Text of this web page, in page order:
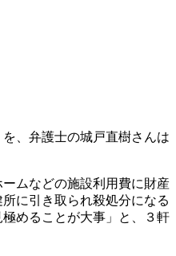
、弁護士の城戸直樹さんは
ムなどの施設利用費に財産
に引き取られ殺処分になる
めることが大事」と、３軒